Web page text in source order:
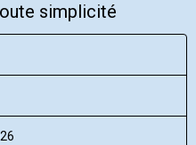
simplicité